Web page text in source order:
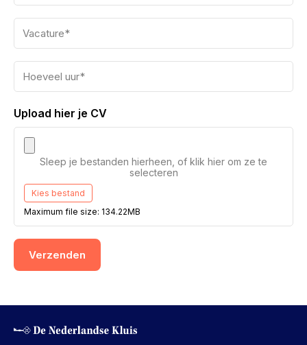
Upload hier je CV
Sleep je bestanden hierheen, of klik hier om ze te
selecteren
Kies bestand
Maximum file size: 134.22MB
Verzenden